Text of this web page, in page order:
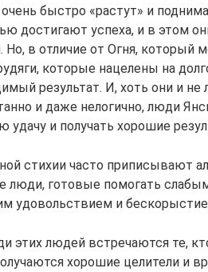
быстро «растут» и
достигают успеха, и в этом
Но, в отличие от Огня,
которые нацелены на
результат. И, хоть они и не
и даже нелогично, люди
удачу и получать хорошие
стихии часто приписывают
люди, готовые помогать
удовольствием и
этих людей встречаются те,
хорошие целители и